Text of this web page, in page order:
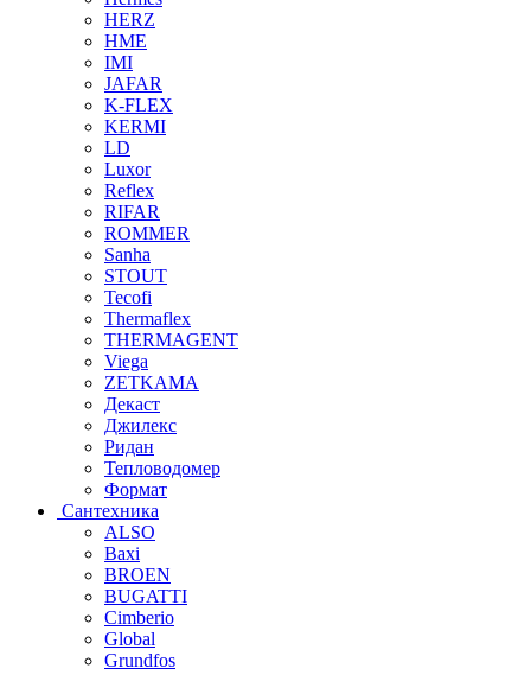
HERZ
HME
IMI
JAFAR
K-FLEX
KERMI
LD
Luxor
Reflex
RIFAR
ROMMER
Sanha
STOUT
Tecofi
Thermaflex
THERMAGENT
Viega
ZETKAMA
Декаст
Джилекс
Ридан
Тепловодомер
Формат
Сантехника
ALSO
Baxi
BROEN
BUGATTI
Cimberio
Global
Grundfos